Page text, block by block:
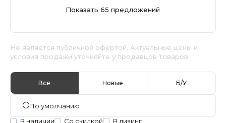
Показать 65 предложений
Не является публичной офертой. Актуальные цены и
условия продажи уточняйте у продавцов товаров.
Все Новые Б/У
По умолчанию
В наличии
Со скидкой В лизинг